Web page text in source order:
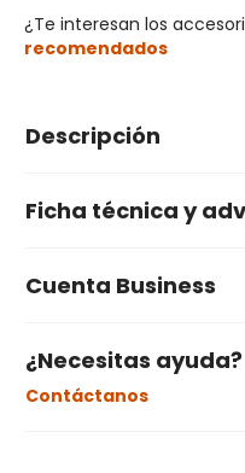
¿Te interesan los
recomendados
Descripción
Ficha técnica y
Cuenta Business
¿Necesitas ayuda?
Contáctanos